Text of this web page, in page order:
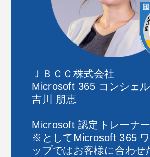
ＪＢＣＣ株式会社
Microsoft 365 コンシェル
吉川 朋恵
Microsoft 認定トレーナー
※としてMicrosoft 365
ップではお客様に合わせ